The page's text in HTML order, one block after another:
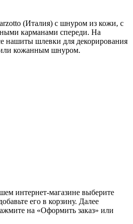
(Италия) с шнуром из кожи, с
карманами спереди. На
нашиты шлевки для декорирования
кожанным шнуром.
интернет-магазине выберите
его в корзину. Далее
на «Оформить заказ» или